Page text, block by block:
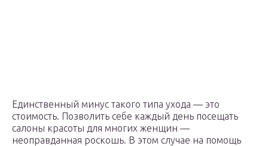
Единственный минус такого типа ухода — это
стоимость. Позволить себе каждый день посещать
салоны красоты для многих женщин —
неоправданная роскошь. В этом случае на помощь